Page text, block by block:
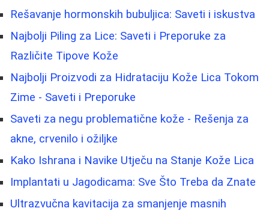
Rešavanje hormonskih bubuljica: Saveti i iskustva
Najbolji Piling za Lice: Saveti i Preporuke za
Različite Tipove Kože
Najbolji Proizvodi za Hidrataciju Kože Lica Tokom
Zime - Saveti i Preporuke
Saveti za negu problematične kože - Rešenja za
akne, crvenilo i ožiljke
Kako Ishrana i Navike Utječu na Stanje Kože Lica
Implantati u Jagodicama: Sve Što Treba da Znate
Ultrazvučna kavitacija za smanjenje masnih